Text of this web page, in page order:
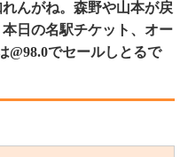
んがね。森野や山本が戻
日の名駅チケット、オー
@98.0でセールしとるで